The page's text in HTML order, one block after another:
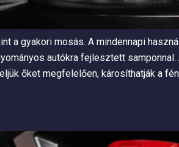
a gyakori mosás. A mindennapi
autókra fejlesztett
őket megfelelően, károsíthatják a